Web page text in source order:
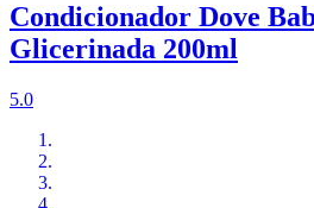
Condicionador Dove
Glicerinada 200ml
5.0